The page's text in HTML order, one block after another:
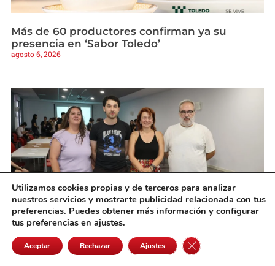
Más de 60 productores confirman ya su
presencia en ‘Sabor Toledo’
agosto 6, 2026
edición de las Paleto Returns
agosto 5, 2026
Utilizamos cookies propias y de terceros para analizar
nuestros servicios y mostrarte publicidad relacionada con tus
preferencias. Puedes obtener más información y configurar
tus preferencias en ajustes.
Aceptar Rechazar Ajustes Cerrar el banner de